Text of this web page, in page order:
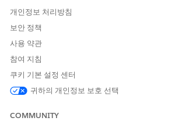
개인정보 처리방침
보안 정책
사용 약관
참여 지침
쿠키 기본 설정 센터
귀하의 개인정보 보호 선택
COMMUNITY